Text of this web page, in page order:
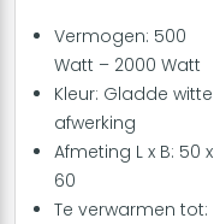
Vermogen: 500
Watt – 2000 Watt
Kleur: Gladde witte
afwerking
Afmeting L x B: 50 x
60
Te verwarmen tot: